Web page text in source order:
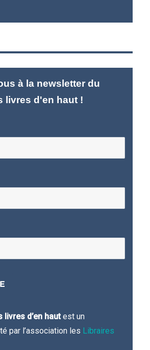
à la newsletter du
livres d'en haut !
livres d’en hautest un
par l’association les Libraires